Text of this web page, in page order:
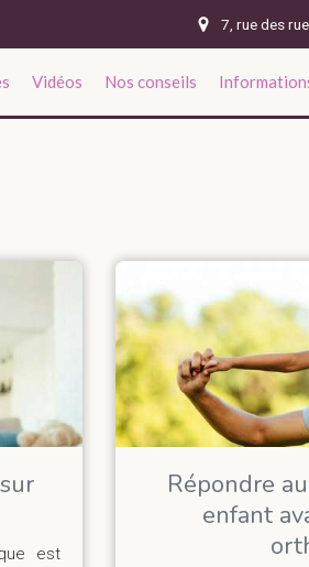
7, rue des
Vidéos Nos conseils
est
Répondre
enfant